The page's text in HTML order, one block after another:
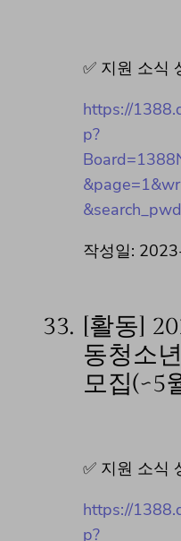
✅ 지원 소식
https://
p?
작성일:
33.
[활동]
동청소
모집(~5
✅ 지원 소식
https://
p?